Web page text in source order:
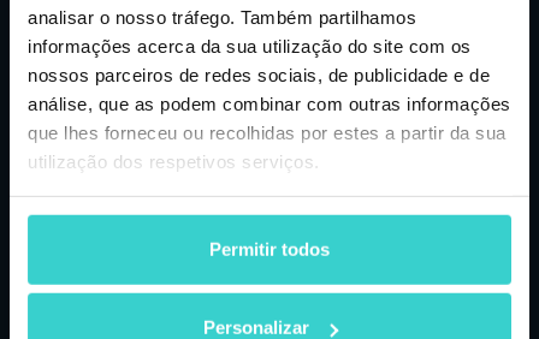
analisar o nosso tráfego. Também partilhamos
informações acerca da sua utilização do site com os
nossos parceiros de redes sociais, de publicidade e de
análise, que as podem combinar com outras informações
que lhes forneceu ou recolhidas por estes a partir da sua
utilização dos respetivos serviços.
Permitir todos
Personalizar
Nome da empresa
Email